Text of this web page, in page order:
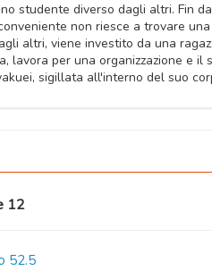
studente diverso dagli altri. Fin
non riesce a trovare
altri, viene investito da una
lavora per una organizzazione e
sigillata all'interno del suo
12
52.5